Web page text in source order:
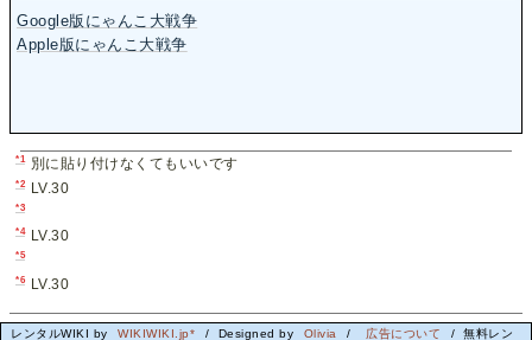
Google版にゃんこ大戦争
Apple版にゃんこ大戦争
*1 別に貼り付けなくてもいいです
*2 LV.30
*3
*4 LV.30
*5
*6 LV.30
レンタルWIKI by WIKIWIKI.jp* / Designed by Olivia / 広告について / 無料レン